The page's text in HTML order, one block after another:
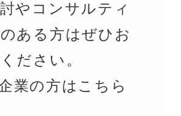
やコンサルティ
ある方はぜひお
ださい。
業の方はこちら